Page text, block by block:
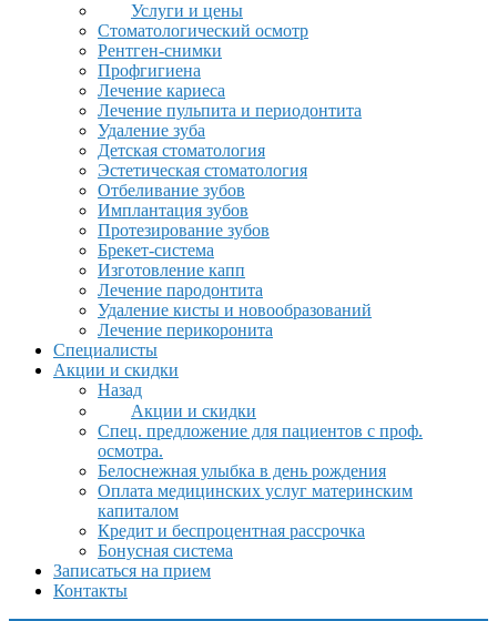
Услуги и цены
Стоматологический осмотр
Рентген-снимки
Профгигиена
Лечение кариеса
Лечение пульпита и периодонтита
Удаление зуба
Детская стоматология
Эстетическая стоматология
Отбеливание зубов
Имплантация зубов
Протезирование зубов
Брекет-система
Изготовление капп
Лечение пародонтита
Удаление кисты и новообразований
Лечение перикоронита
Специалисты
Акции и скидки
Назад
Акции и скидки
Спец. предложение для пациентов с проф.
осмотра.
Белоснежная улыбка в день рождения
Оплата медицинских услуг материнским
капиталом
Кредит и беспроцентная рассрочка
Бонусная система
Записаться на прием
Контакты